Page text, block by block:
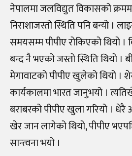
नेपालमा जलविद्युत विकासको
निराशाजस्तो स्थिति पनि बन्यो ।
समयसम्म पीपीए रोकिएको थियो ।
बन्द नै भएको जस्तो स्थिति थियो ।
मेगावाटको पीपीए खुलेको थियो ।
कार्यकालमा भारत जानुभयो ।
बराबरको पीपीए खुला गरियो ।
खेर जान लागेको थियो, पीपीए
सान्त्वना भयो ।